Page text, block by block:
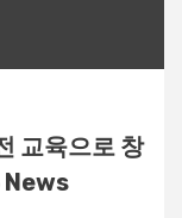
교육으로 창
News